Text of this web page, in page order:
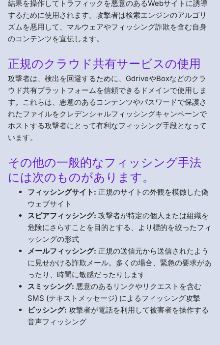
結果を操作してトラフィックを悪意のあるWebサイトに誘導
するために使用されます。攻撃者は検索エンジンのアルゴリ
ズムを悪用して、マルウェアやフィッシング詐欺を含む自身
のコンテンツを宣伝します。
正規のクラウド共有サービスの使用
攻撃者は、検出を回避するために、GdriveやBoxなどのクラ
ウド共有プラットフォームを信頼できるドメインで使用しま
す。これらは、悪意のあるコンテンツやパスワードで保護さ
れたファイルをクレデンシャルフィッシングキャンペーンで
ホストする攻撃者にとって有利なフィッシング手段となって
います。
その他の一般的なフィッシング手法
には次のものがあります。
フィッシングサイト: 正規のサイトの外観を模倣した偽
ウェブサイト
スピアフィッシング: 攻撃者が特定の個人または組織を
危険にさらすことを目的とする、より標的を絞ったフィ
ッシングの形式
メールフィッシング: 正規の送信元から送信されたよう
に見せかける詐欺メール。多くの場合、緊急の要求があ
ったり、時間に敏感だったりします
スミッシング: 悪意のあるリンクやリクエストを含む
SMS (テキストメッセージ) によるフィッシング攻撃
ビッシング: 攻撃者が電話を利用して被害者を操作する
音声フィッシング